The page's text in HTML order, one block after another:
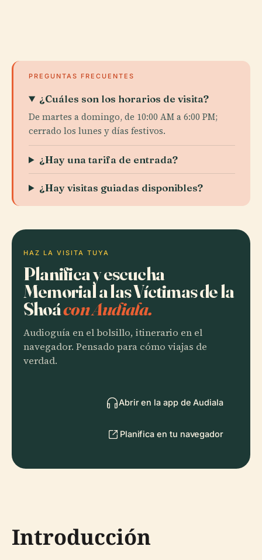
PREGUNTAS FRECUENTES
¿Cuáles son los horarios de visita?
De martes a domingo, de 10:00 AM a 6:00 PM;
cerrado los lunes y días festivos.
¿Hay una tarifa de entrada?
¿Hay visitas guiadas disponibles?
HAZ LA VISITA TUYA
Planifica y escucha
Memorial a las Víctimas de la
Shoácon Audiala.
Audioguía en el bolsillo, itinerario en el
navegador. Pensado para cómo viajas de
verdad.
Abrir en la app de Audiala
Planifica en tu navegador
Introducción